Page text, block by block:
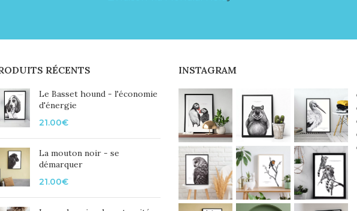
RÉCENTS
Le Basset hound - l'économie
d'énergie
21.00€
La mouton noir - se
démarquer
21.00€
INSTAGRAM